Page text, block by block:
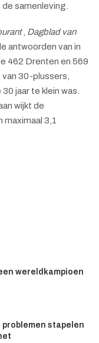
samenleving.
Dagblad van
antwoorden van in
462 Drenten en 569
30-plussers,
jaar te klein was.
wijkt de
3,1
Groningen en
is verdwenen:
wereldkampioen
stapelen